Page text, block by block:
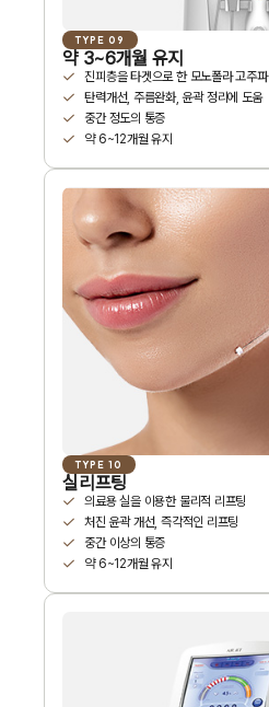
TYPE 09
약 3~6개월 유지
진피층을 타겟으로 한 모노폴라 고주파
탄력개선, 주름완화, 윤곽 정리에 도움
중간 정도의 통증
약 6~12개월 유지
TYPE 10
실리프팅
의료용 실을 이용한 물리적 리프팅
처진 윤곽 개선, 즉각적인 리프팅
중간 이상의 통증
약 6~12개월 유지